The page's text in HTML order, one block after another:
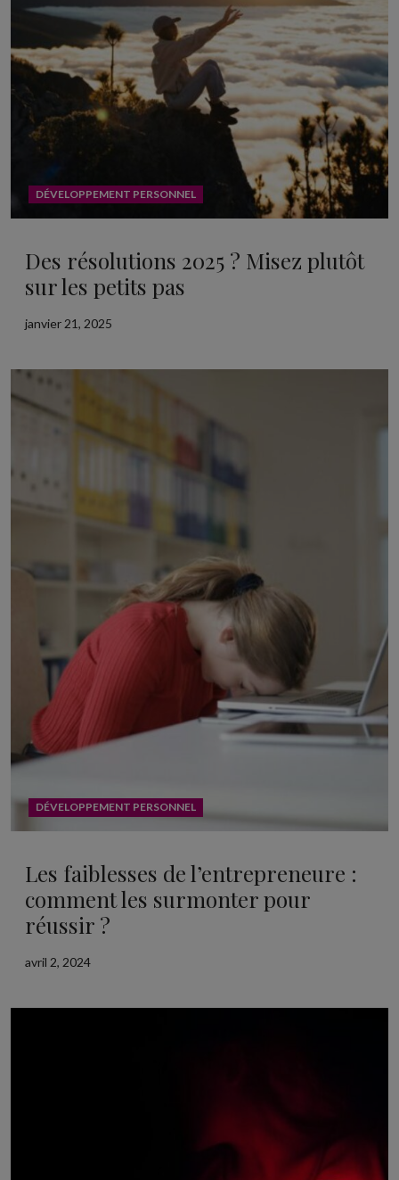
DÉVELOPPEMENT PERSONNEL
Des résolutions 2025 ? Misez plutôt
sur les petits pas
janvier 21, 2025
DÉVELOPPEMENT PERSONNEL
Les faiblesses de l’entrepreneure :
comment les surmonter pour
réussir ?
avril 2, 2024